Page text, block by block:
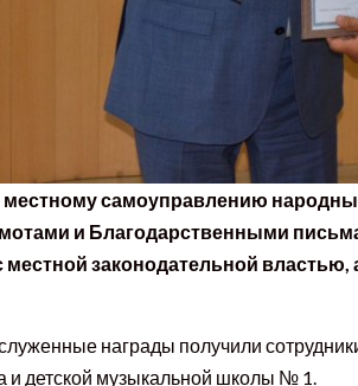
самоуправлению
и Благодарственными
законодательной властью,
награды получили
и детской музыкальной школы № 1.